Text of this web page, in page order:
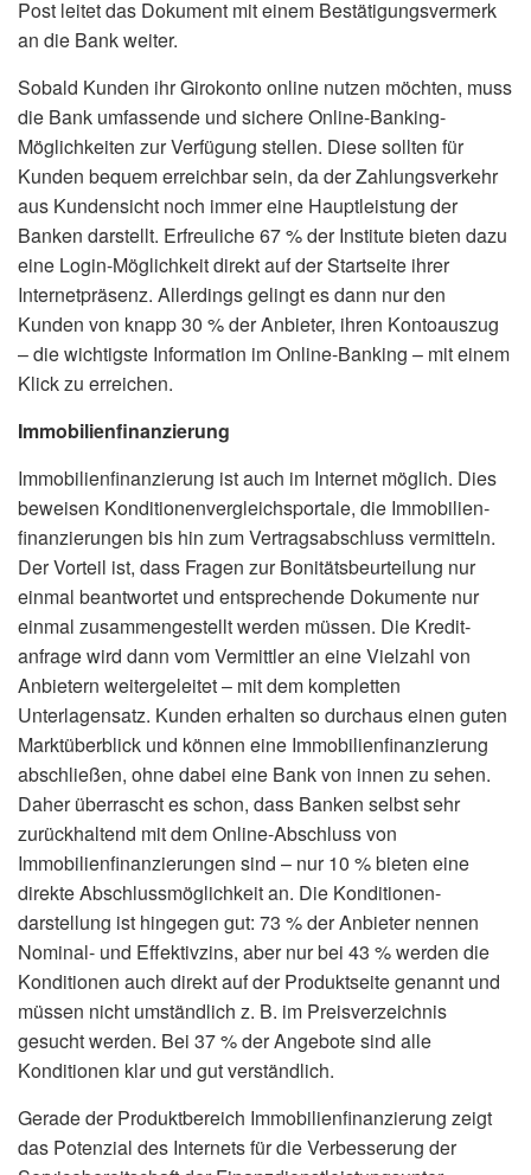
Post leitet das Dokument mit einem Bestätigungsvermerk
an die Bank weiter.
Sobald Kunden ihr Girokonto online nutzen möchten, muss
die Bank umfassende und sichere Online-Banking-
Möglich­keiten zur Verfügung stellen. Diese sollten für
Kunden bequem erreichbar sein, da der Zahlungsverkehr
aus Kundensicht noch immer eine Hauptleistung der
Banken darstellt. Erfreuliche 67 % der Institute bieten dazu
eine Login-Möglichkeit direkt auf der Startseite ihrer
Internetpräsenz. Allerdings gelingt es dann nur den
Kunden von knapp 30 % der Anbieter, ihren Kontoauszug
– die wichtigste Information im Online-Banking – mit einem
Klick zu erreichen.
Immobilienfinanzierung
Immobilienfinanzierung ist auch im Internet möglich. Dies
beweisen Konditionenvergleichsportale, die Immobilien­
finanzierungen bis hin zum Vertragsabschluss vermitteln.
Der Vorteil ist, dass Fragen zur Bonitätsbeurteilung nur
einmal beantwortet und entsprechende Dokumente nur
einmal zusammengestellt werden müssen. Die Kredit­
anfrage wird dann vom Vermittler an eine Vielzahl von
Anbietern weitergeleitet – mit dem kompletten
Unterlagensatz. Kunden erhalten so durchaus einen guten
Marktüberblick und können eine Immobilienfinanzierung
abschließen, ohne dabei eine Bank von innen zu sehen.
Daher überrascht es schon, dass Banken selbst sehr
zurückhaltend mit dem Online-Abschluss von
Immobilienfinanzierungen sind – nur 10 % bieten eine
direkte Abschlussmöglichkeit an. Die Konditionen­
darstellung ist hingegen gut: 73 % der Anbieter nennen
Nominal- und Effektivzins, aber nur bei 43 % werden die
Konditionen auch direkt auf der Produktseite genannt und
müssen nicht umständlich z. B. im Preisverzeichnis
gesucht werden. Bei 37 % der Angebote sind alle
Konditionen klar und gut verständlich.
Gerade der Produktbereich Immobilienfinanzierung zeigt
das Potenzial des Internets für die Verbesserung der